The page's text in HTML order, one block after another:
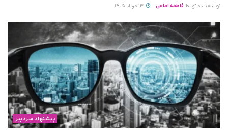
نوشته شده توسط فاطمه امامی
پیشنهاد سردبیر